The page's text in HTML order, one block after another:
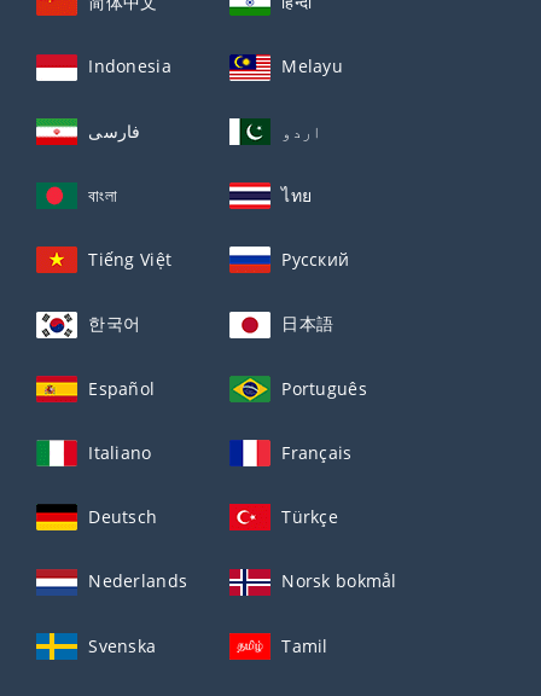
Indonesia Melayu
فارسی اردو
বাংলা ไทย
Tiếng Việt Русский
한국어 日本語
Español Português
Italiano Français
Deutsch Türkçe
Nederlands Norsk bokmål
Svenska Tamil